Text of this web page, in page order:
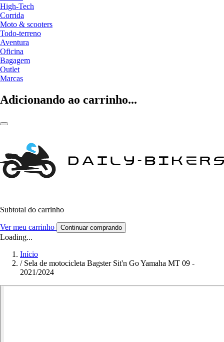
High-Tech
Corrida
Moto & scooters
Todo-terreno
Aventura
Oficina
Bagagem
Outlet
Marcas
Adicionando ao carrinho...
Subtotal do carrinho
Ver meu carrinho Continuar comprando
Loading...
Início
/ Sela de motocicleta Bagster Sit'n Go Yamaha MT 09 -
2021/2024